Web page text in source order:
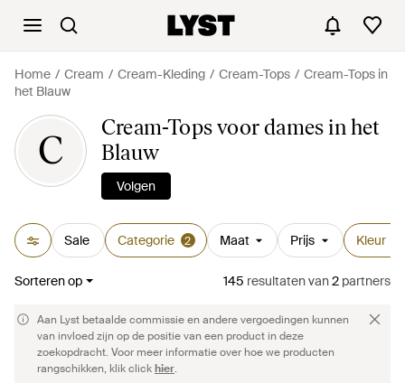
Home Cream Cream-Kleding Cream-Tops
Cream-Tops in
het Blauw
C
Cream-Tops voor dames in het
Blauw
Volgen
Sale Categorie 2 Maat Prijs Kleur
Sorteren op 145 resultatenvan2 partners
Aan Lyst betaalde commissie en andere vergoedingen kunnen
van invloed zijn op de positie van een product in deze
zoekopdracht. Voor meer informatie over hoe we producten
rangschikken, klik clickhier.